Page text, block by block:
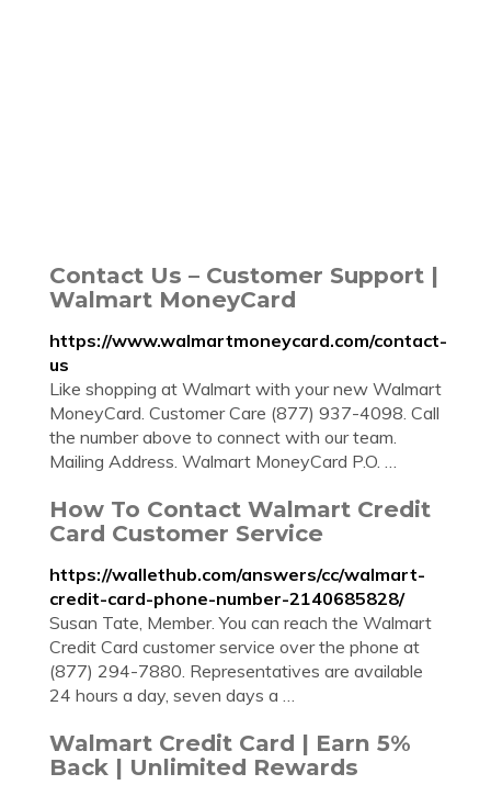
Contact Us – Customer Support |
Walmart MoneyCard
https://www.walmartmoneycard.com/contact-
us
Like shopping at Walmart with your new Walmart
MoneyCard. Customer Care (877) 937-4098. Call
the number above to connect with our team.
Mailing Address. Walmart MoneyCard P.O. …
How To Contact Walmart Credit
Card Customer Service
https://wallethub.com/answers/cc/walmart-
credit-card-phone-number-2140685828/
Susan Tate, Member. You can reach the Walmart
Credit Card customer service over the phone at
(877) 294-7880. Representatives are available
24 hours a day, seven days a …
Walmart Credit Card | Earn 5%
Back | Unlimited Rewards